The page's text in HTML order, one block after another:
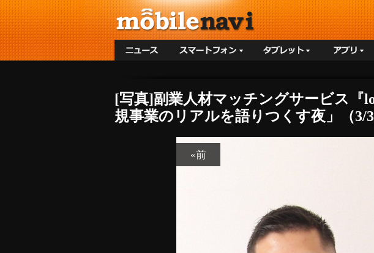
[写真]副業人材マッチングサービス『
規事業のリアルを語りつくす夜」（3/3
«前